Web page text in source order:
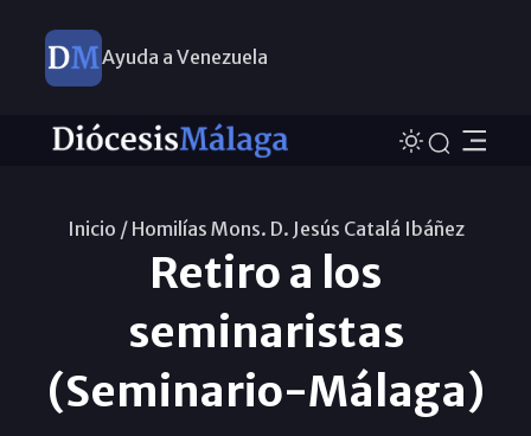
Ayuda a Venezuela
Inicio / Homilías Mons. D. Jesús Catalá Ibáñez
Retiro a los
seminaristas
(Seminario-Málaga)